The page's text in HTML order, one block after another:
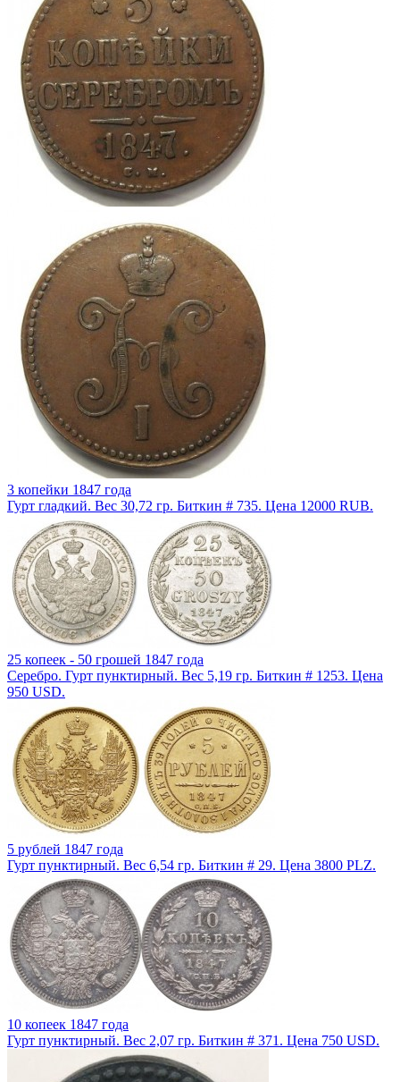
3 копейки 1847 года
Гурт гладкий. Вес 30,72 гр. Биткин # 735. Цена 12000 RUB.
25 копеек - 50 грошей 1847 года
Серебро. Гурт пунктирный. Вес 5,19 гр. Биткин # 1253. Цена
950 USD.
5 рублей 1847 года
Гурт пунктирный. Вес 6,54 гр. Биткин # 29. Цена 3800 PLZ.
10 копеек 1847 года
Гурт пунктирный. Вес 2,07 гр. Биткин # 371. Цена 750 USD.